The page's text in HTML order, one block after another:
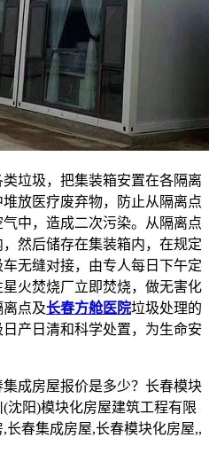
垃圾，把集装箱安置在各隔离
放医疗废弃物，防止从隔离点
中，造成二次污染。从隔离点
然后储存在集装箱内，在规定
无缝对接，由专人每日下午定
火焚烧厂立即焚烧，做无害化
点及长春方舱医院垃圾处理的
产日清和科学处置，为生命安
成房屋报价是多少？长春模块
沈阳)模块化房屋建筑工程有限
春集成房屋,长春模块化房屋,,